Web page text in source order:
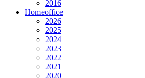
2016
Homeoffice
2026
2025
2024
2023
2022
2021
2020